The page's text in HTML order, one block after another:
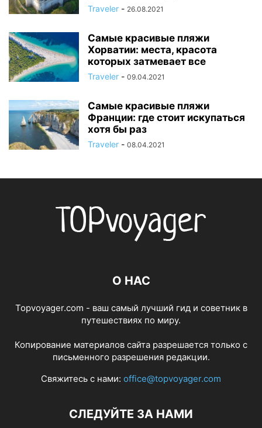
Traveler - 26.08.2021
Самые красивые пляжи
Хорватии: места, красота
которых затмевает все
Traveler - 09.04.2021
Самые красивые пляжи
Франции: где стоит искупаться
хотя бы раз
Traveler - 08.04.2021
О НАС
Topvoyager.com - ваш самый лучший гид и советник в
путешествиях по миру.
Копирование материалов сайта разрешается только с
письменного разрешения редакции.
Свяжитесь с нами: office@topvoyager.com
СЛЕДУЙТЕ ЗА НАМИ